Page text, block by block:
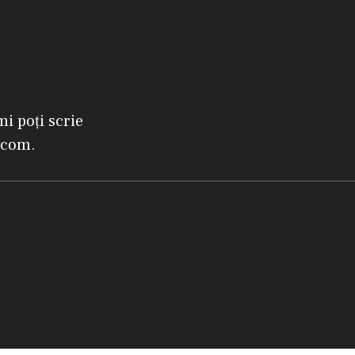
poți scrie